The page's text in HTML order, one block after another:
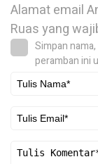
Alamat email
Ruas yang
Simpan
peramban ini